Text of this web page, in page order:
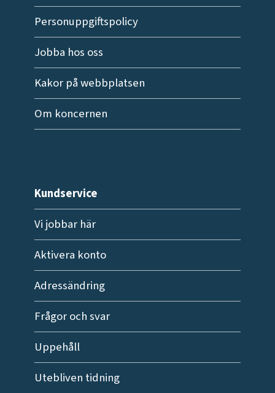
Personuppgiftspolicy
Jobba hos oss
Kakor på webbplatsen
Om koncernen
Kundservice
Vi jobbar här
Aktivera konto
Adressändring
Frågor och svar
Uppehåll
Utebliven tidning